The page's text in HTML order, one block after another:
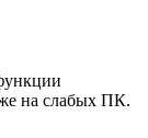
на слабых ПК.